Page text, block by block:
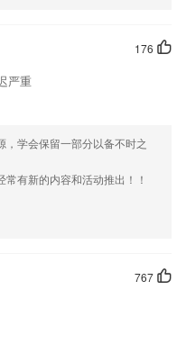
176
严重
，学会保留一部分以备不时之
常有新的内容和活动推出！！
767